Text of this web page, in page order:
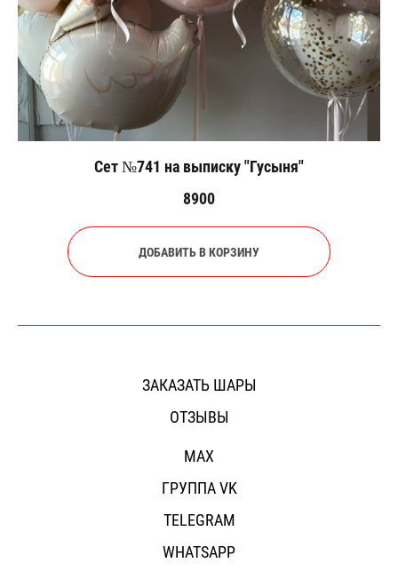
Сет №741 на выписку "Гусыня"
8900
ДОБАВИТЬ В КОРЗИНУ
ЗАКАЗАТЬ ШАРЫ
ОТЗЫВЫ
MAX
ГРУППА VK
TELEGRAM
WHATSAPP